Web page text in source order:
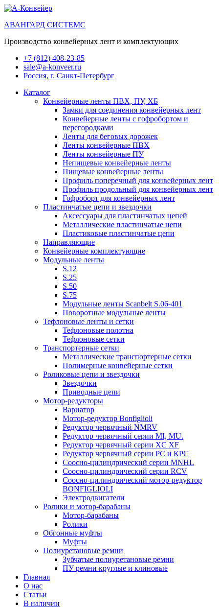
АВАНГАРД СИСТЕМС
Производство конвейерных лент и комплектующих
+7 (812) 408-23-85
sale@a-konveer.ru
Россия, г. Санкт-Петербург
Каталог
Конвейерные ленты ПВХ, ПУ, ХБ
Замки для соединения конвейерных лент
Конвейерные ленты с гофробортом и
перегородками
Ленты для беговых дорожек
Ленты конвейерные ПВХ
Ленты конвейерные ПУ
Непищевые конвейерные ленты
Пищевые конвейерные ленты
Профиль поперечный для конвейерных лент
Профиль продольный для конвейерных лент
Гофроборт для конвейерных лент
Пластинчатые цепи и звездочки
Аксессуары для пластинчатых цепей
Металлические пластинчатые цепи
Пластиковые пластинчатые цепи
Направляющие
Конвейерные комплектующие
Модульные ленты
S.12
S.25
S.50
S.75
Модульные ленты Scanbelt S.06-401
Поворотные модульные ленты
Тефлоновые ленты и сетки
Тефлоновые полотна
Тефлоновые сетки
Транспортерные сетки
Металлические транспортерные сетки
Полимерные конвейерные сетки
Роликовые цепи и звездочки
Звездочки
Приводные цепи
Мотор-редукторы
Вариатор
Мотор-редуктор Bonfiglioli
Редуктор червячный NMRV
Редуктор червячный серии MI, MU.
Редуктор червячный серии XC XF
Редуктор червячный серии РС и КРС
Соосно-цилиндрический серии MNHL
Соосно-цилиндрический серии RCV
Соосно-цилиндрический мотор-редуктор
BONFIGLIOLI
Электродвигатели
Ролики и мотор-барабаны
Мотор-барабаны
Ролики
Обгонные муфты
Муфты
Полиуретановые ремни
Зубчатые полиуретановые ремни
ПУ ремни круглые и клиновые
Главная
О нас
Статьи
В наличии